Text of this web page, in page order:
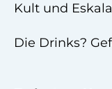
Kult und
Die Drinks?